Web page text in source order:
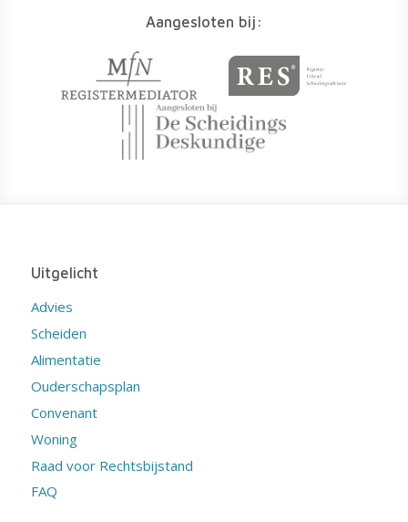
Aangesloten bij:
Uitgelicht
Advies
Scheiden
Alimentatie
Ouderschapsplan
Convenant
Woning
Raad voor Rechtsbijstand
FAQ